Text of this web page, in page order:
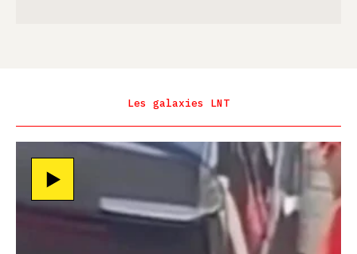
Les galaxies LNT